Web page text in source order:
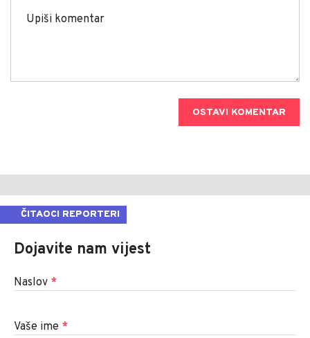
OSTAVI KOMENTAR
ČITAOCI REPORTERI
Dojavite nam vijest
Naslov *
Vaše ime *